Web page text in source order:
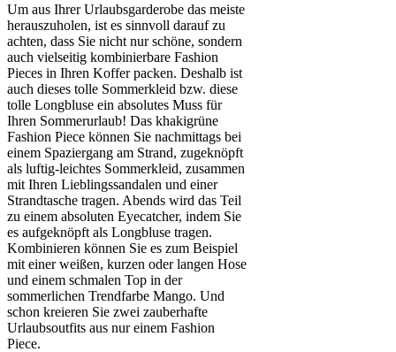
Um aus Ihrer Urlaubsgarderobe das meiste
herauszuholen, ist es sinnvoll darauf zu
achten, dass Sie nicht nur schöne, sondern
auch vielseitig kombinierbare Fashion
Pieces in Ihren Koffer packen. Deshalb ist
auch dieses tolle Sommerkleid bzw. diese
tolle Longbluse ein absolutes Muss für
Ihren Sommerurlaub! Das khakigrüne
Fashion Piece können Sie nachmittags bei
einem Spaziergang am Strand, zugeknöpft
als luftig-leichtes Sommerkleid, zusammen
mit Ihren Lieblingssandalen und einer
Strandtasche tragen. Abends wird das Teil
zu einem absoluten Eyecatcher, indem Sie
es aufgeknöpft als Longbluse tragen.
Kombinieren können Sie es zum Beispiel
mit einer weißen, kurzen oder langen Hose
und einem schmalen Top in der
sommerlichen Trendfarbe Mango. Und
schon kreieren Sie zwei zauberhafte
Urlaubsoutfits aus nur einem Fashion
Piece.